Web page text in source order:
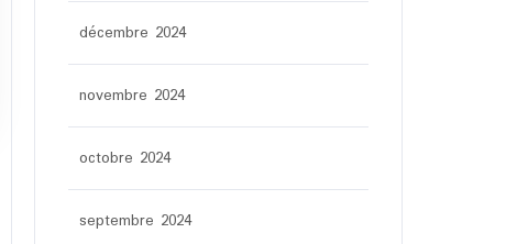
décembre 2024
novembre 2024
octobre 2024
septembre 2024